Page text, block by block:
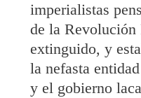
imperialistas
de la Revolución
extinguido, y
la nefasta
y el gobierno